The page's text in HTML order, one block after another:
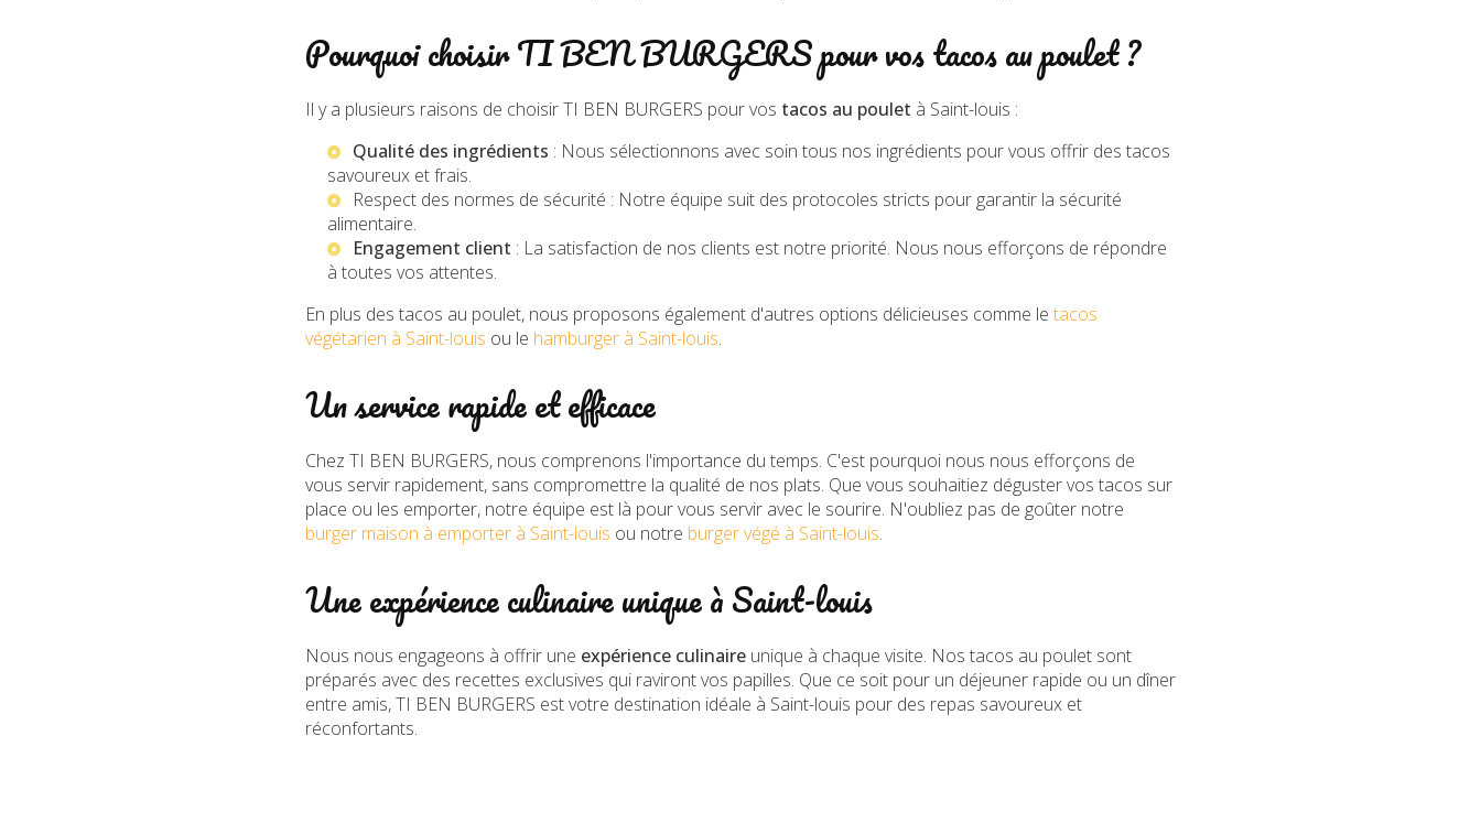
Pourquoi choisir TI BEN BURGERS pour vos tacos au poulet ?
Il y a plusieurs raisons de choisir TI BEN BURGERS pour vos tacos au poulet à Saint-louis :
Qualité des ingrédients : Nous sélectionnons avec soin tous nos ingrédients pour vous offrir des tacos
savoureux et frais.
Respect des normes de sécurité : Notre équipe suit des protocoles stricts pour garantir la sécurité
alimentaire.
Engagement client : La satisfaction de nos clients est notre priorité. Nous nous efforçons de répondre
à toutes vos attentes.
En plus des tacos au poulet, nous proposons également d'autres options délicieuses comme le tacos
végétarien à Saint-louis ou le hamburger à Saint-louis.
Un service rapide et efficace
Chez TI BEN BURGERS, nous comprenons l'importance du temps. C'est pourquoi nous nous efforçons de
vous servir rapidement, sans compromettre la qualité de nos plats. Que vous souhaitiez déguster vos tacos sur
place ou les emporter, notre équipe est là pour vous servir avec le sourire. N'oubliez pas de goûter notre
burger maison à emporter à Saint-louis ou notre burger végé à Saint-louis.
Une expérience culinaire unique à Saint-louis
Nous nous engageons à offrir une expérience culinaire unique à chaque visite. Nos tacos au poulet sont
préparés avec des recettes exclusives qui raviront vos papilles. Que ce soit pour un déjeuner rapide ou un dîner
entre amis, TI BEN BURGERS est votre destination idéale à Saint-louis pour des repas savoureux et
réconfortants.